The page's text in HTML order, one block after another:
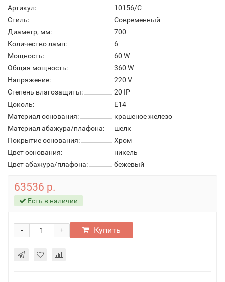
Артикул:
10156/C
Стиль:
Современный
Диаметр, мм:
700
Количество ламп:
6
Мощность:
60 W
Общая мощность:
360 W
Напряжение:
220 V
Степень влагозащиты:
20 IP
Цоколь:
E14
Материал основания:
крашеное железо
Материал абажура/плафона:
шелк
Покрытие основания:
Хром
Цвет основания:
никель
Цвет абажура/плафона:
бежевый
63536 р.
Есть в наличии
+
- Купить